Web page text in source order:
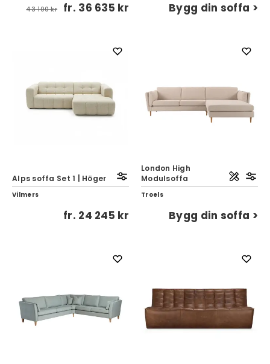
43 100 kr fr. 36 635 kr Bygg din soffa >
Alps soffa Set 1 | Höger
Vilmers
fr. 24 245 kr
London High
Modulsoffa
Troels
Bygg din soffa >